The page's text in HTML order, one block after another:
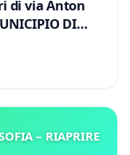
di via Anton
DI
– RIAPRIRE